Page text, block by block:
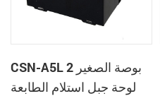
CSN-A5L 2 بوصة الصغير
لوحة جبل استلام الطابعة